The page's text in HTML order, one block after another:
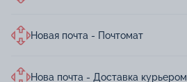
Новая почта - Почтомат
Нова почта - Доставка курьером